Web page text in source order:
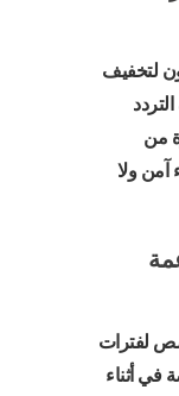
لتخفيف
من
آمن ولا
لفترات
في أثناء